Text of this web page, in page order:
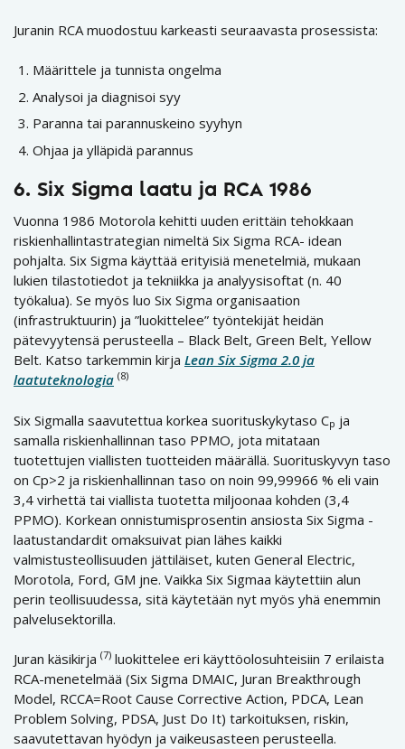
Juranin RCA muodostuu karkeasti seuraavasta prosessista:
Määrittele ja tunnista ongelma
Analysoi ja diagnisoi syy
Paranna tai parannuskeino syyhyn
Ohjaa ja ylläpidä parannus
6. Six Sigma laatu ja RCA 1986
Vuonna 1986 Motorola kehitti uuden erittäin tehokkaan
riskienhallintastrategian nimeltä Six Sigma RCA- idean
pohjalta. Six Sigma käyttää erityisiä menetelmiä, mukaan
lukien tilastotiedot ja tekniikka ja analyysisoftat (n. 40
työkalua). Se myös luo Six Sigma organisaation
(infrastruktuurin) ja ”luokittelee” työntekijät heidän
pätevyytensä perusteella – Black Belt, Green Belt, Yellow
Belt. Katso tarkemmin kirja Lean Six Sigma 2.0 ja
laatuteknologia (8)
Six Sigmalla saavutettua korkea suorituskykytaso Cp ja
samalla riskienhallinnan taso PPMO, jota mitataan
tuotettujen viallisten tuotteiden määrällä. Suorituskyvyn taso
on Cp>2 ja riskienhallinnan taso on noin 99,99966 % eli vain
3,4 virhettä tai viallista tuotetta miljoonaa kohden (3,4
PPMO). Korkean onnistumisprosentin ansiosta Six Sigma -
laatustandardit omaksuivat pian lähes kaikki
valmistusteollisuuden jättiläiset, kuten General Electric,
Morotola, Ford, GM jne. Vaikka Six Sigmaa käytettiin alun
perin teollisuudessa, sitä käytetään nyt myös yhä enemmin
palvelusektorilla.
Juran käsikirja (7) luokittelee eri käyttöolosuhteisiin 7 erilaista
RCA-menetelmää (Six Sigma DMAIC, Juran Breakthrough
Model, RCCA=Root Cause Corrective Action, PDCA, Lean
Problem Solving, PDSA, Just Do It) tarkoituksen, riskin,
saavutettavan hyödyn ja vaikeusasteen perusteella.